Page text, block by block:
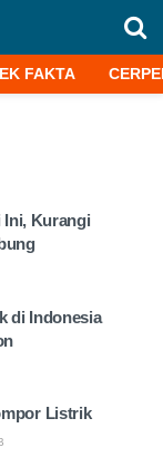
FAKTA
Ini, Kurangi
di Indonesia
Listrik